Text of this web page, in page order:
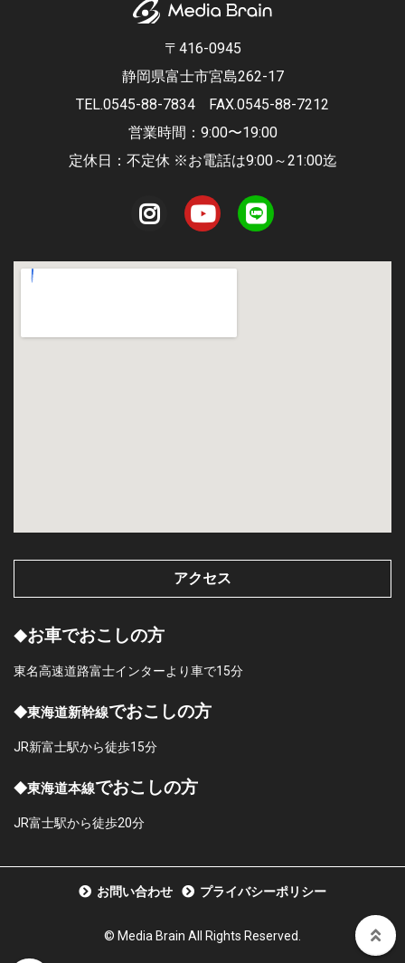
〒416-0945
静岡県富士市宮島262-17
TEL.0545-88-7834
FAX.0545-88-7212
営業時間：9:00〜19:00
定休日：不定休 ※お電話は9:00～21:00迄
アクセス
◆お車でおこしの方
東名高速道路富士インターより車で15分
◆東海道新幹線でおこしの方
JR新富士駅から徒歩15分
◆東海道本線でおこしの方
JR富士駅から徒歩20分
お問い合わせ プライバシーポリシー
©︎ Media Brain All Rights Reserved.